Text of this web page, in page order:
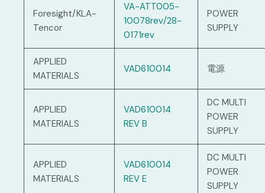
Foresight/KLA-
Tencor
VA-ATT005-
10078rev/28-
0171rev
POWER
SUPPLY
APPLIED
MATERIALS
VAD610014 電源
APPLIED
MATERIALS
VAD610014
REV B
DC MULTI
POWER
SUPPLY
APPLIED
MATERIALS
VAD610014
REV E
DC MULTI
POWER
SUPPLY